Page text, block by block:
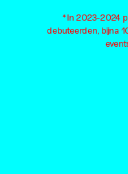
*In 2023-2024
debuteerden, bijna